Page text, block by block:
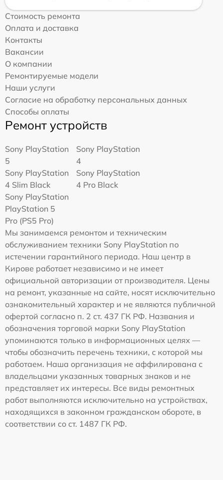
Стоимость ремонта
Оплата и доставка
Контакты
Вакансии
О компании
Ремонтируемые модели
Наши услуги
Согласие на обработку персональных данных
Способы оплаты
Ремонт устройств
Sony PlayStation
5
Sony PlayStation
4
Sony PlayStation
4 Slim Black
Sony PlayStation
4 Pro Black
Sony PlayStation
PlayStation 5
Pro (PS5 Pro)
Мы занимаемся ремонтом и техническим
обслуживанием техники Sony PlayStation по
истечении гарантийного периода. Наш центр в
Кирове работает независимо и не имеет
официальной авторизации от производителя. Цены
на ремонт, указанные на сайте, носят исключительно
ознакомительный характер и не являются публичной
офертой согласно п. 2 ст. 437 ГК РФ. Названия и
обозначения торговой марки Sony PlayStation
упоминаются только в информационных целях —
чтобы обозначить перечень техники, с которой мы
работаем. Наша организация не аффилирована с
владельцами указанных товарных знаков и не
представляет их интересы. Все виды ремонтных
работ выполняются исключительно на устройствах,
находящихся в законном гражданском обороте, в
соответствии со ст. 1487 ГК РФ.